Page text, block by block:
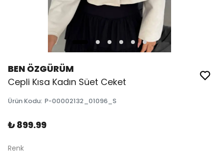
BEN ÖZGÜRÜM
Cepli Kısa Kadın Süet Ceket
Ürün Kodu: P-00002132_01096_S
₺ 899.99
Renk